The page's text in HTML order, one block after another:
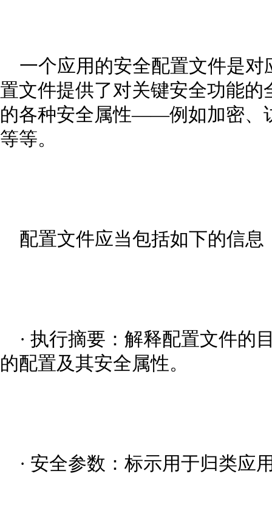
一个应用的安全配置文件是对
置文件提供了对关键安全功能
的各种安全属性——例如加密、
等等。
配置文件应当包括如下的信息
· 执行摘要：解释配置文件的
的配置及其安全属性。
· 安全参数：标示用于归类应